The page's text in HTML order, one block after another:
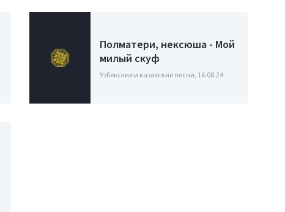
Полматери, нексюша - Мой
милый скуф
Узбекские и казахские песни, 16.08.24